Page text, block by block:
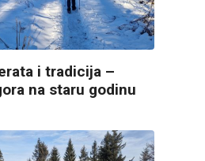
i tradicija –
na staru godinu